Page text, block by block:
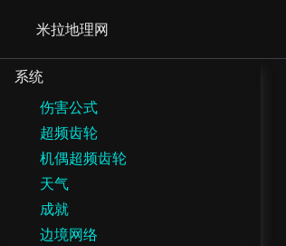
米拉地理网
系统
伤害公式
超频齿轮
机偶超频齿轮
天气
成就
边境网络